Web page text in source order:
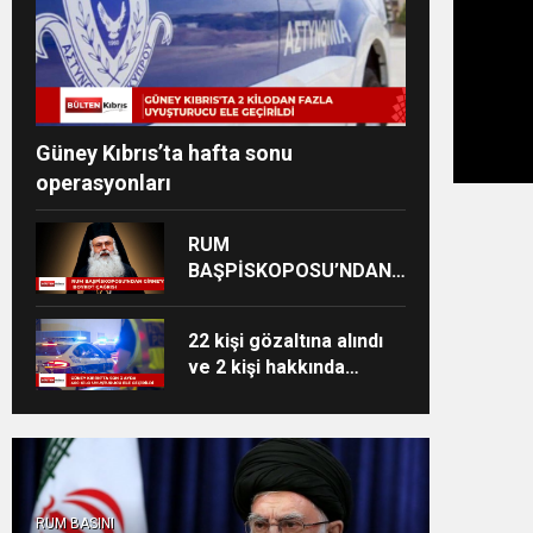
Güney Kıbrıs’ta hafta sonu
operasyonları
RUM
BAŞPİSKOPOSU’NDAN
22 kişi gözaltına alındı
ve 2 kişi hakkında
RUM BASINI